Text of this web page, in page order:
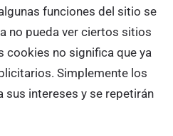
funciones del sitio se
no pueda ver ciertos sitios
cookies no significa que ya
Simplemente los
sus intereses y se repetirán